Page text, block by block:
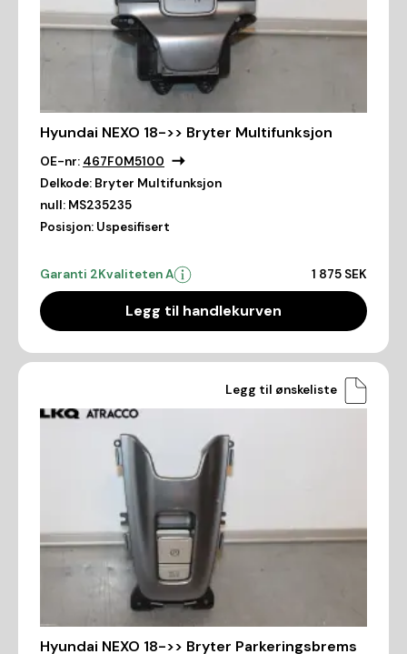
Hyundai NEXO 18->> Bryter Multifunksjon
OE-nr: 467F0M5100
Delkode: Bryter Multifunksjon
null: MS235235
Posisjon: Uspesifisert
Garanti 2Kvaliteten A 1 875 SEK
Legg til handlekurven
Legg til ønskeliste
Hyundai NEXO 18->> Bryter Parkeringsbrems